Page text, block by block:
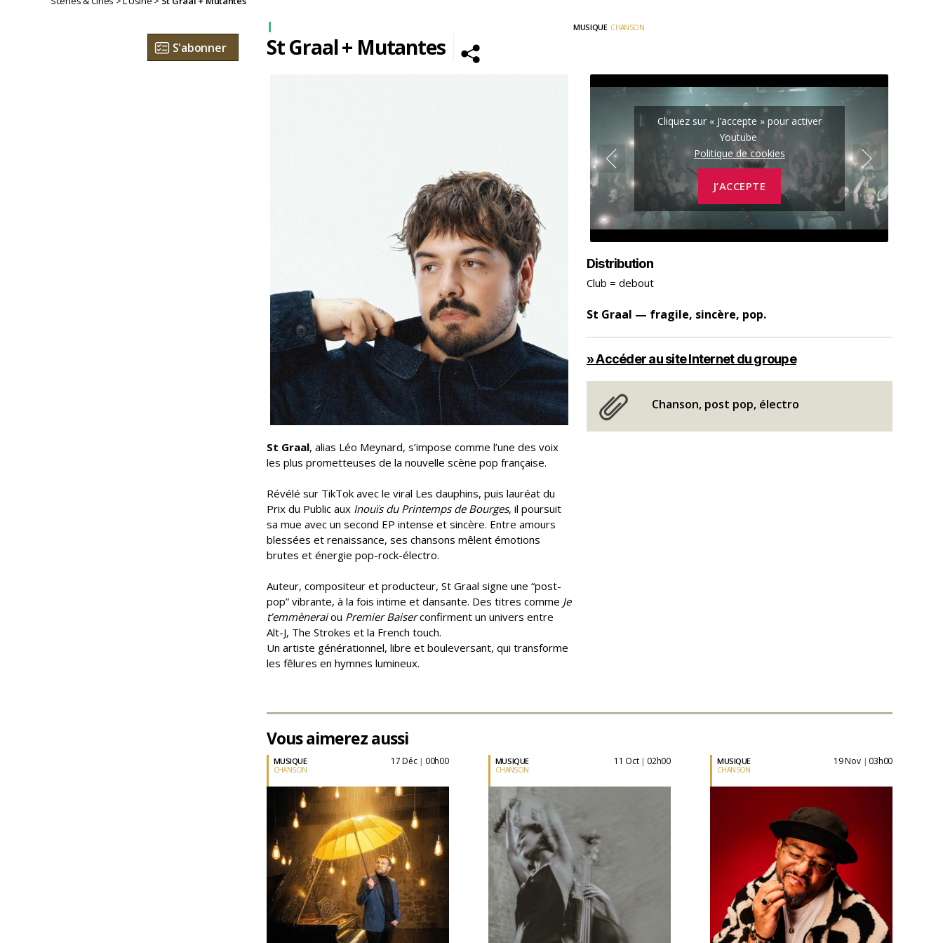
S'abonner St Graal + Mutantes
MUSIQUE CHANSON
St Graal, alias Léo Meynard, s’impose comme l’une des voix
les plus prometteuses de la nouvelle scène pop française.
Révélé sur TikTok avec le viral Les dauphins, puis lauréat du
Prix du Public aux Inouïs du Printemps de Bourges, il poursuit
sa mue avec un second EP intense et sincère. Entre amours
blessées et renaissance, ses chansons mêlent émotions
brutes et énergie pop-rock-électro.
Auteur, compositeur et producteur, St Graal signe une “post-
pop” vibrante, à la fois intime et dansante. Des titres comme Je
t’emmèneraiou Premier Baiserconfirment un univers entre
Alt-J, The Strokes et la French touch.
Un artiste générationnel, libre et bouleversant, qui transforme
les fêlures en hymnes lumineux.
Politique de cookies
J’ACCEPTE
Cliquez sur « J’accepte » pour activer
Youtube
Politique de cookies
J’ACCEPTE
Distribution
Club = debout
St Graal — fragile, sincère, pop.
» Accéder au site Internet du groupe
Chanson, post pop, électro
Vous aimerez aussi
MUSIQUE
CHANSON
17 Déc | 00h00 MUSIQUE
CHANSON
11 Oct | 02h00 MUSIQUE
CHANSON
19 Nov | 03h00